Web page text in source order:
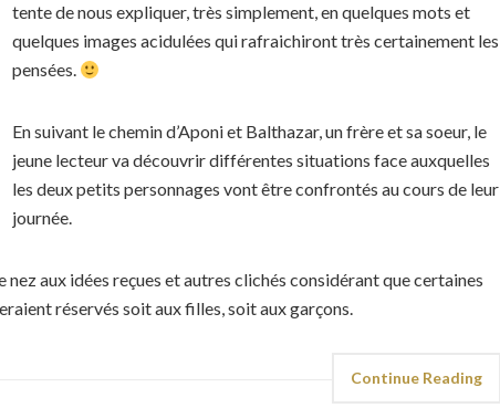
tente de nous expliquer, très simplement, en quelques mots et
quelques images acidulées qui rafraichiront très certainement les
pensées.
En suivant le chemin d’Aponi et Balthazar, un frère et sa soeur, le
jeune lecteur va découvrir différentes situations face auxquelles
les deux petits personnages vont être confrontés au cours de leur
journée.
nez aux idées reçues et autres clichés considérant que certaines
réservés soit aux filles, soit aux garçons.
Continue Reading